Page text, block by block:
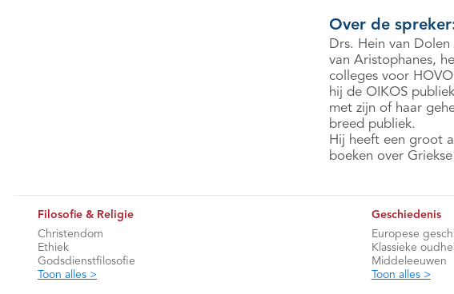
Over de
Drs. Hein van
van Aristophanes,
colleges voor
hij de OIKOS
met zijn of haar
breed publiek.
Hij heeft een groot
boeken over
Filosofie & Religie
Christendom
Ethiek
Godsdienstfilosofie
Toon alles >
Geschiedenis
Europese
Klassieke
Middeleeuwen
Toon alles >